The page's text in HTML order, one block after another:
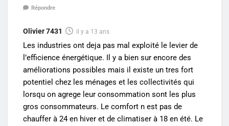
Répondre
Olivier 7431 il y a 13 ans
Les industries ont deja pas mal exploité le levier de
l’efficience énergétique. Il y a bien sur encore des
améliorations possibles mais il existe un tres fort
potentiel chez les ménages et les collectivités qui
lorsqu on agrege leur consommation sont les plus
gros consommateurs. Le comfort n est pas de
chauffer à 24 en hiver et de climatiser à 18 en été. Le